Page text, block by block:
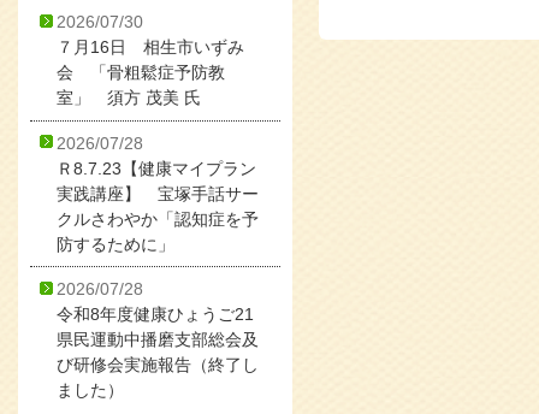
2026/07/30
７月16日 相生市いずみ
会 「骨粗鬆症予防教
室」 須方 茂美 氏
2026/07/28
Ｒ8.7.23【健康マイプラン
実践講座】 宝塚手話サー
クルさわやか「認知症を予
防するために」
2026/07/28
令和8年度健康ひょうご21
県民運動中播磨支部総会及
び研修会実施報告（終了し
ました）